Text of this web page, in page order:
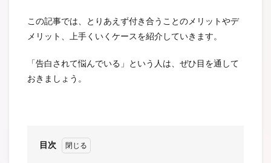
この記事では、とりあえず付き合うことのメリットやデ
メリット、上手くいくケースを紹介していきます。
「告白されて悩んでいる」という人は、ぜひ目を通して
おきましょう。
目次